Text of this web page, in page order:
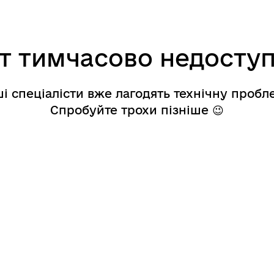
тимчасово
спеціалісти вже лагодять технічну
Спробуйте трохи пізніше 😉